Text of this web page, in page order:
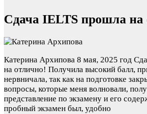
Сдача IELTS прошла на
Катерина Архипова 8 мая, 2025 год
на отлично! Получила высокий балл,
нервничала, так как на подготовке
вопросы, которые меня волновали,
представление по экзамену и его
пробный экзамен был, удобно